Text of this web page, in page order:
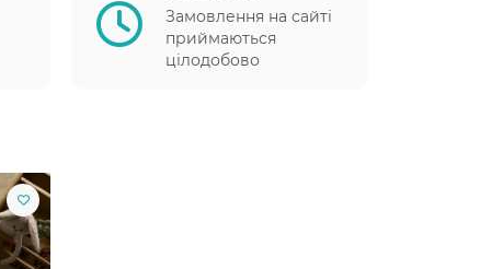
Замовлення на сайті
приймаються
цілодобово